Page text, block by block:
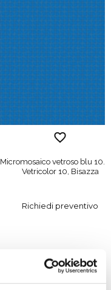
Micromosaico vetroso blu
Vetricolor 10, Bisazza
Richiedi preventivo